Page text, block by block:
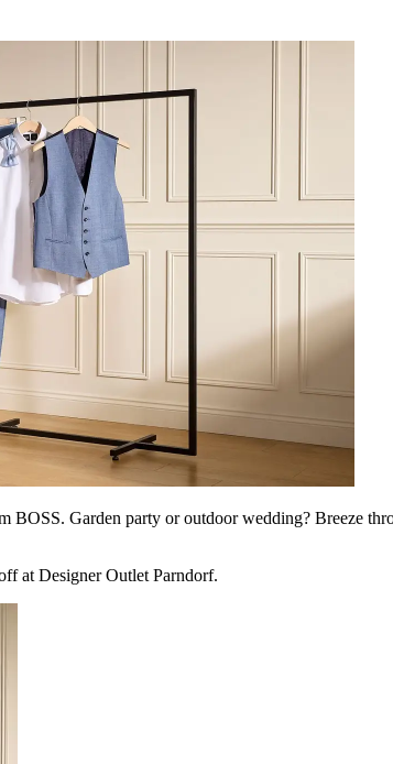
Garden party or outdoor wedding? Breeze
at Designer Outlet Parndorf.